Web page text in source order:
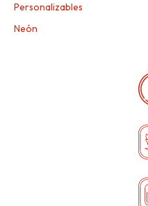
Personalizables
Neón